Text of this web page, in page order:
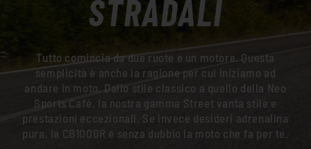
STRADALI
Tutto comincia da due ruote e un motore. Questa
semplicità è anche la ragione per cui iniziamo ad
andare in moto. Dallo stile classico a quello della Neo
Sports Café, la nostra gamma Street vanta stile e
prestazioni eccezionali. Se invece desideri adrenalina
pura, la CB1000R è senza dubbio la moto che fa per te.